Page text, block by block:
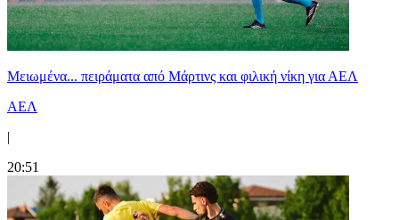
Μειωμένα... πειράματα από Μάρτινς και φιλική νίκη για ΑΕΛ
ΑΕΛ
|
20:51